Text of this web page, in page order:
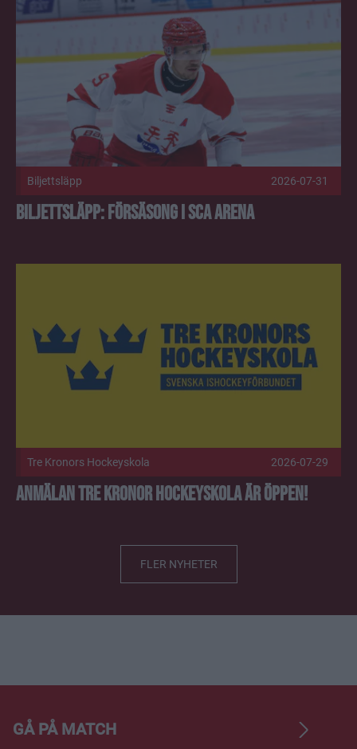
Biljettsläpp 2026-07-31
Biljettsläpp: Försäsong i SCA Arena
Tre Kronors Hockeyskola 2026-07-29
Anmälan Tre Kronor Hockeyskola är öppen!
FLER NYHETER
GÅ PÅ MATCH